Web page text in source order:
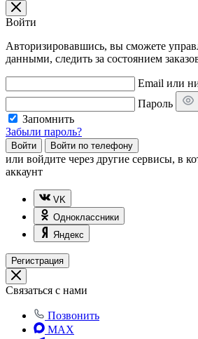
Войти
Авторизировавшись, вы сможете
данными, следить за состоянием
Email или
Пароль
Запомнить
Забыли пароль?
Войти Войти по телефону
или войдите через другие сервисы, в
аккаунт
VK
Одноклассники
Яндекс
Регистрация
Связаться с нами
Позвонить
MAX